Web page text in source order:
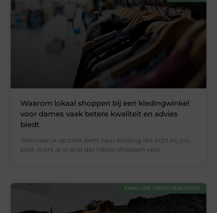
Waarom lokaal shoppen bij een kledingwinkel
voor dames vaak betere kwaliteit en advies
biedt
Wanneer je op zoek bent naar kleding die echt bij jou
past, merk je al snel dat lokaal shoppen veel
ZAKELIJKE DIENSTVERLENING